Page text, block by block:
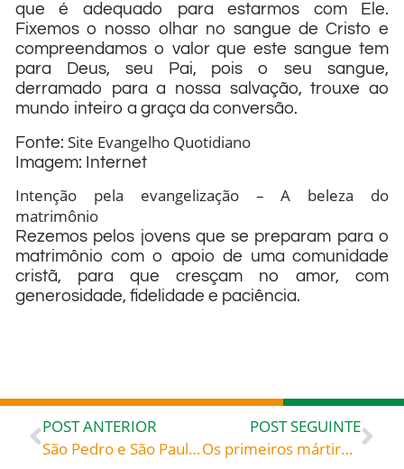
que é adequado para estarmos com Ele.
Fixemos o nosso olhar no sangue de Cristo e
compreendamos o valor que este sangue tem
para Deus, seu Pai, pois o seu sangue,
derramado para a nossa salvação, trouxe ao
mundo inteiro a graça da conversão.
Fonte: Site Evangelho Quotidiano
Imagem: Internet
Intenção pela evangelização – A beleza do
matrimônio
Rezemos pelos jovens que se preparam para o
matrimônio com o apoio de uma comunidade
cristã, para que cresçam no amor, com
generosidade, fidelidade e paciência.
POST ANTERIOR
São Pedro e São Paulo Apóstolos (Século I) – não fundaram a cidade, mas são considerados os “Pais de Roma” -, celebrados hoje, rogai pela Igreja, pelo Papa, por todos nós!
POST SEGUINTE
Os primeiros mártires da santa Igreja romana (Século I) – com o seu sangue sedimentaram a gloriosa Igreja Católica Apostólica Romana -, celebrados hoje, 30, rogai por todos nós!